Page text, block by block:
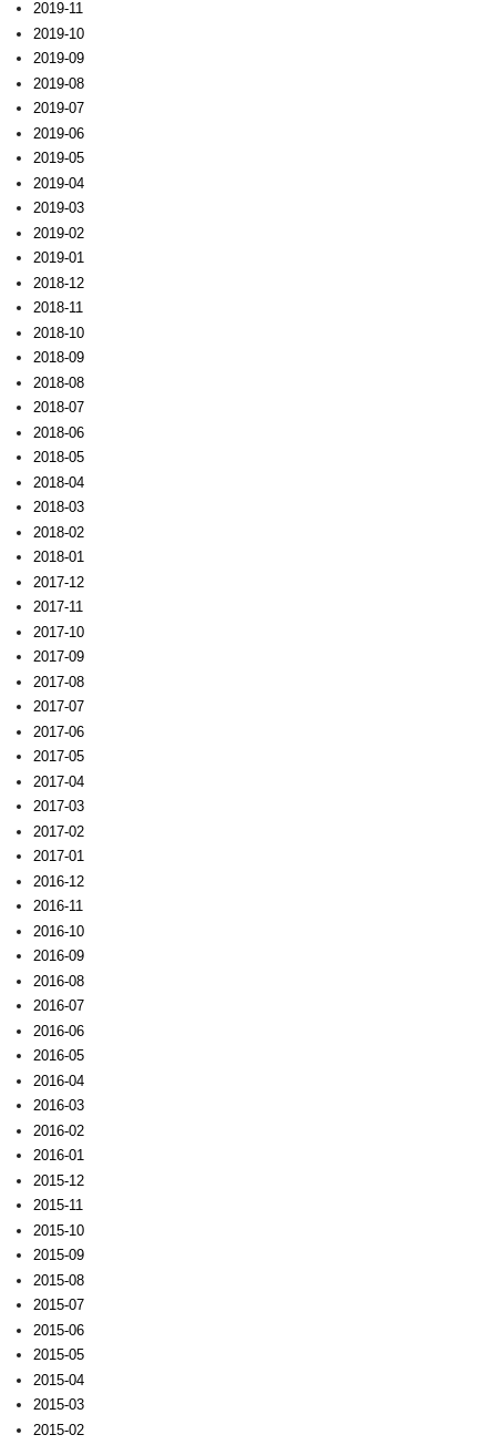
2019-11
2019-10
2019-09
2019-08
2019-07
2019-06
2019-05
2019-04
2019-03
2019-02
2019-01
2018-12
2018-11
2018-10
2018-09
2018-08
2018-07
2018-06
2018-05
2018-04
2018-03
2018-02
2018-01
2017-12
2017-11
2017-10
2017-09
2017-08
2017-07
2017-06
2017-05
2017-04
2017-03
2017-02
2017-01
2016-12
2016-11
2016-10
2016-09
2016-08
2016-07
2016-06
2016-05
2016-04
2016-03
2016-02
2016-01
2015-12
2015-11
2015-10
2015-09
2015-08
2015-07
2015-06
2015-05
2015-04
2015-03
2015-02